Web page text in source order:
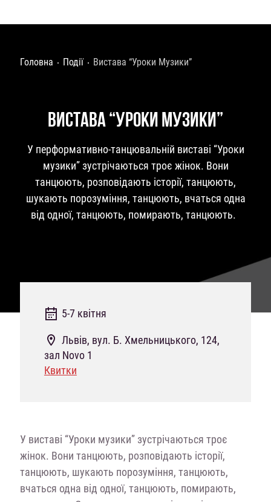
Головна Події Вистава “Уроки Музики”
ВИСТАВА “УРОКИ МУЗИКИ”
У перформативно-танцювальній виставі “Уроки
музики” зустрічаються троє жінок. Вони
танцюють, розповідають історії, танцюють,
шукають порозуміння, танцюють, вчаться одна
від одної, танцюють, помирають, танцюють.
5-7 квітня
Львів, вул. Б. Хмельницького, 124,
зал Novo 1
Квитки
У виставі “Уроки музики” зустрічаються троє
жінок. Вони танцюють, розповідають історії,
танцюють, шукають порозуміння, танцюють,
вчаться одна від одної, танцюють, помирають,